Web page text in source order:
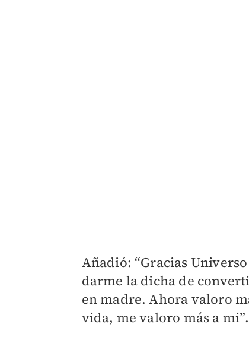
Añadió: “Gracias
darme la dicha de
en madre. Ahora valoro
vida, me valoro más a mi”.